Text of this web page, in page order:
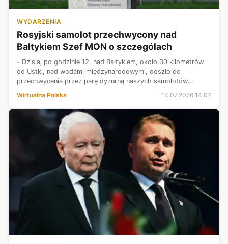
WYDARZENIA
Rosyjski samolot przechwycony nad
Bałtykiem Szef MON o szczegółach
- Dzisiaj po godzinie 12. nad Bałtykiem, około 30 kilometrów
od Ustki, nad wodami międzynarodowymi, doszło do
przechwycenia przez parę dyżurną naszych samolotów
bojowych rosyjskiego samolotu rozpoznawczego Ił-20 -
Wirtualna Polska 14.07.2026 14:07